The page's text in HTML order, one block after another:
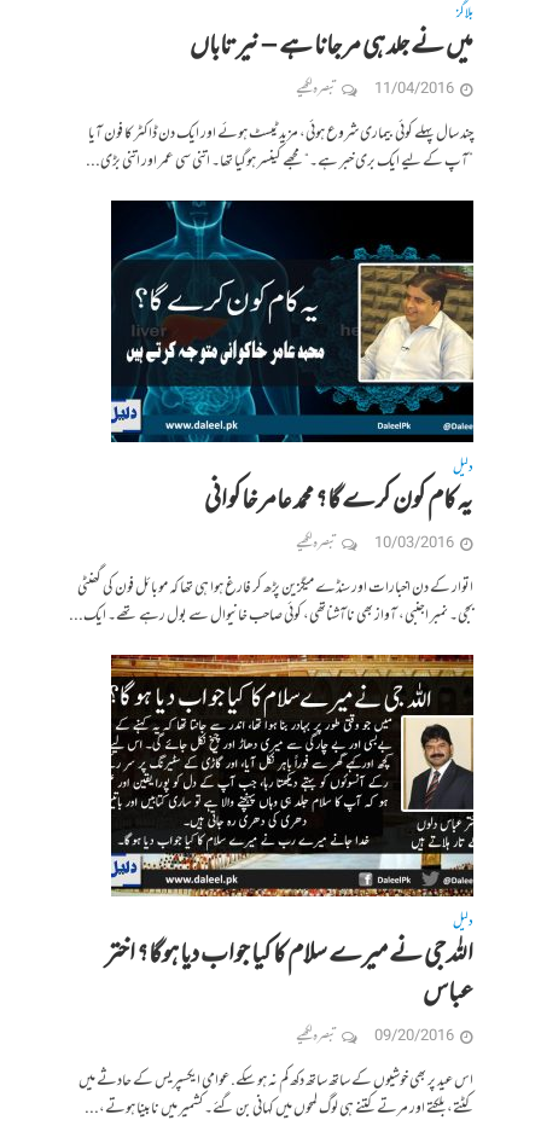
بلاگز
میں نے جلد ہی مر جانا ہے – نیر تاباں
11/04/2016 تبصرہ لکھیے
چند سال پہلے کوئی بیماری شروع ہوئی، مزید ٹیسٹ ہوئے اور ایک دن ڈاکٹر کا فون آیا
”آپ کے لیے ایک بری خبر ہے۔“ مجھے کینسر ہوگیا تھا۔ اتنی سی عمر اور اتنی بڑی...
دلیل
یہ کام کون کرے گا؟ محمد عامر خاکوانی
10/03/2016 تبصرہ لکھیے
اتوار کے دن اخبارات اور سنڈے میگزین پڑھ کر فارغ ہوا ہی تھا کہ موبائل فون کی گھنٹی
بجی۔ نمبر اجنبی، آواز بھی ناآشناتھی، کوئی صاحب خانیوال سے بول رہے تھے۔ ایک...
دلیل
اللہ جی نے میرے سلام کا کیا جواب دیا ہوگا؟ اختر
عباس
09/20/2016 تبصرہ لکھیے
اس عید پر بھی خوشیوں کے ساتھ ساتھ دکھ کم نہ ہو سکے. عوامی ایکسپریس کے حادثے میں
کٹتے، بلکتے اور مرتے کتنے ہی لوگ لمحوں میں کہانی بن گئے۔ کشمیر میں نابینا ہوتے،...